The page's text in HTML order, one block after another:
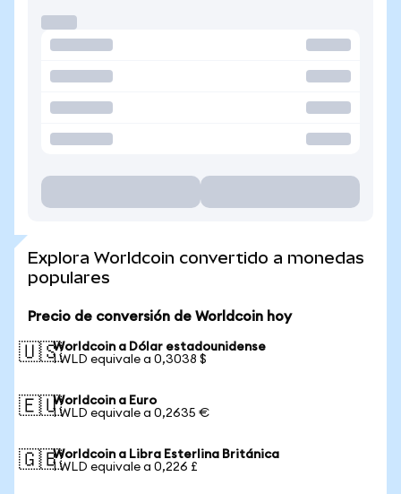
Explora Worldcoin convertido a monedas
populares
Precio de conversión de Worldcoin hoy
🇺🇸Worldcoin a Dólar estadounidense
1 WLD equivale a 0,3038 $
🇪🇺Worldcoin a Euro
1 WLD equivale a 0,2635 €
🇬🇧Worldcoin a Libra Esterlina Británica
1 WLD equivale a 0,226 £